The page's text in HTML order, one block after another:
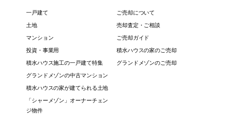
一戸建て
土地
マンション
投資・事業用
積水ハウス施工の一戸建て特集
グランドメゾンの中古マンション
積水ハウスの家が建てられる土地
「シャーメゾン」オーナーチェン
ジ物件
ご売却について
売却査定・ご相談
ご売却ガイド
積水ハウスの家のご売却
グランドメゾンのご売却